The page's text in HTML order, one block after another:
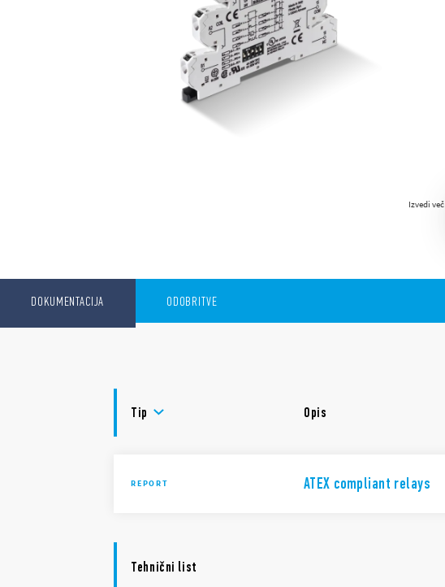
Izvedi več
DOKUMENTACIJA ODOBRITVE
Tip Opis
REPORT ATEX compliant relays
Tehnični list